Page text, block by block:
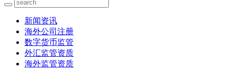
新闻资讯
海外公司注册
数字货币监管
外汇监管资质
海外监管资质